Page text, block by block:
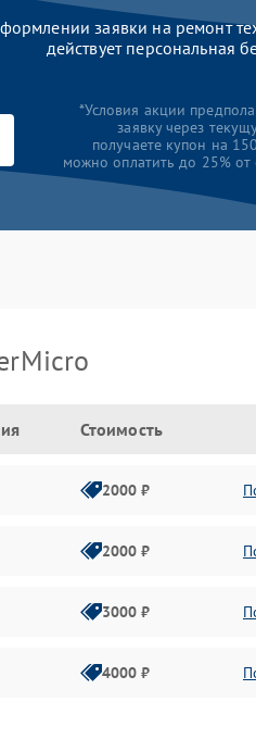
заявки на ремонт
действует персональная
*Условия акции
заявку через
получаете купон на
можно оплатить до 25% от
Стоимость
2000 ₽
2000 ₽
3000 ₽
4000 ₽